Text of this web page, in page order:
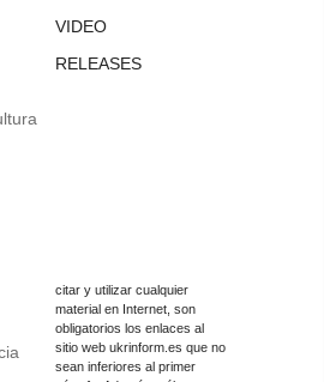
VIDEO
RELEASES
citar y utilizar cualquier
material en Internet, son
obligatorios los enlaces al
sitio web ukrinform.es que no
sean inferiores al primer